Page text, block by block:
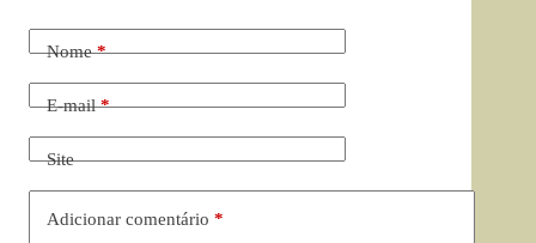
Nome*
E-mail*
Site
Adicionar comentário *